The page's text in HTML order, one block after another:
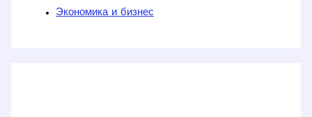
Экономика и бизнес